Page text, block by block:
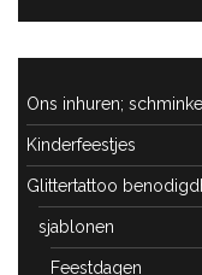
Ons inhuren;
Kinderfeestjes
Glittertattoo
sjablonen
Feestdagen